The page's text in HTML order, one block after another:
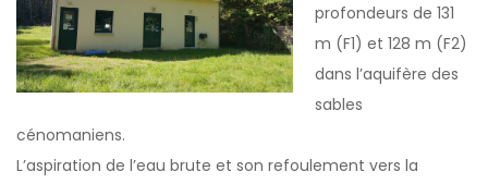
profondeurs de 131
m (F1) et 128 m (F2)
dans l’aquifère des
sables
cénomaniens.
L’aspiration de l’eau brute et son refoulement vers la